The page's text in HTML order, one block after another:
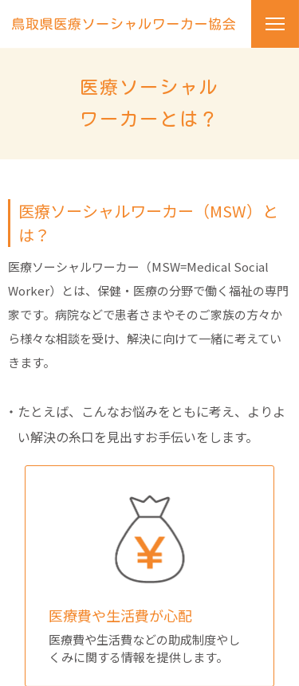
医療ソーシャル
ワーカーとは？
医療ソーシャルワーカー（MSW）と
は？
医療ソーシャルワーカー（MSW=Medical Social
Worker）とは、保健・医療の分野で働く福祉の専門
家です。病院などで患者さまやそのご家族の方々か
ら様々な相談を受け、解決に向けて一緒に考えてい
きます。
・たとえば、こんなお悩みをともに考え、よりよ
い解決の糸口を見出すお手伝いをします。
医療費や生活費が心配
医療費や生活費などの助成制度やし
くみに関する情報を提供します。